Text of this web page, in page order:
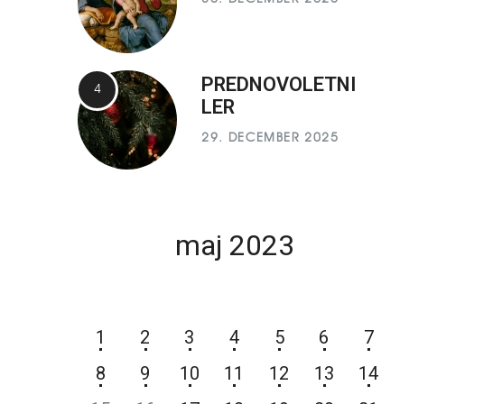
PREDNOVOLETNI
LER
29. DECEMBER 2025
maj 2023
1
2 3 4 5 6
7
8
9 10 11 12 13
14